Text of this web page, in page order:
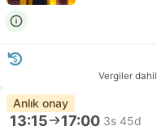
Vergiler dahil
Anlık onay
13:15 17:00 3s 45d